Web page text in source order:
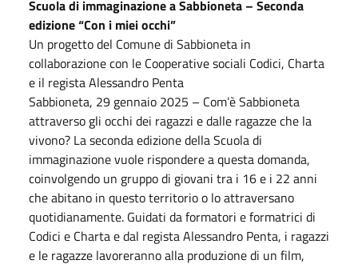
Scuola di immaginazione a Sabbioneta – Seconda
edizione “Con i miei occhi”
Un progetto del Comune di Sabbioneta in
collaborazione con le Cooperative sociali Codici, Charta
e il regista Alessandro Penta
Sabbioneta, 29 gennaio 2025 – Com’è Sabbioneta
attraverso gli occhi dei ragazzi e dalle ragazze che la
vivono? La seconda edizione della Scuola di
immaginazione vuole rispondere a questa domanda,
coinvolgendo un gruppo di giovani tra i 16 e i 22 anni
che abitano in questo territorio o lo attraversano
quotidianamente. Guidati da formatori e formatrici di
Codici e Charta e dal regista Alessandro Penta, i ragazzi
e le ragazze lavoreranno alla produzione di un film,